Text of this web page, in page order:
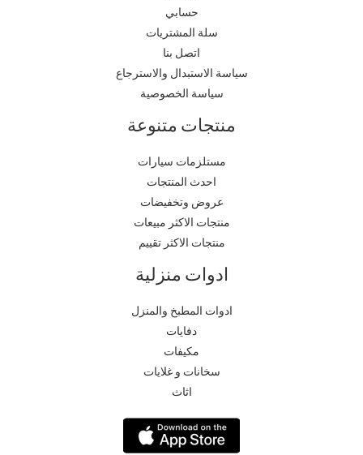
حسابي
سلة المشتريات
اتصل بنا
سياسة الاستبدال والاسترجاع
سياسة الخصوصية
منتجات متنوعة
مستلزمات سيارات
احدث المنتجات
عروض وتخفيضات
منتجات الاكثر مبيعات
منتجات الاكثر تقييم
ادوات منزلية
ادوات المطبخ والمنزل
دفايات
مكيفات
سخانات و غلايات
اثاث